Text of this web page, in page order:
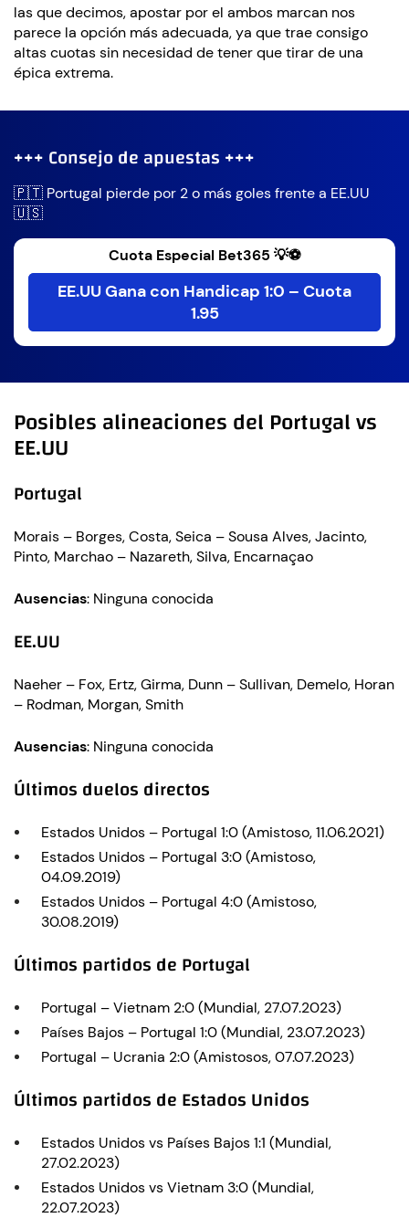
las que decimos, apostar por el ambos marcan nos
parece la opción más adecuada, ya que trae consigo
altas cuotas sin necesidad de tener que tirar de una
épica extrema.
+++ Consejo de apuestas +++
🇵🇹 Portugal pierde por 2 o más goles frente a EE.UU
🇺🇸
Cuota Especial Bet365 💡⚽
EE.UU Gana con Handicap 1:0 – Cuota
1.95
Posibles alineaciones del Portugal vs
EE.UU
Portugal
Morais – Borges, Costa, Seica – Sousa Alves, Jacinto,
Pinto, Marchao – Nazareth, Silva, Encarnaçao
Ausencias: Ninguna conocida
EE.UU
Naeher – Fox, Ertz, Girma, Dunn – Sullivan, Demelo, Horan
– Rodman, Morgan, Smith
Ausencias: Ninguna conocida
Últimos duelos directos
Estados Unidos – Portugal 1:0 (Amistoso, 11.06.2021)
Estados Unidos – Portugal 3:0 (Amistoso,
04.09.2019)
Estados Unidos – Portugal 4:0 (Amistoso,
30.08.2019)
Últimos partidos de Portugal
Portugal – Vietnam 2:0 (Mundial, 27.07.2023)
Países Bajos – Portugal 1:0 (Mundial, 23.07.2023)
Portugal – Ucrania 2:0 (Amistosos, 07.07.2023)
Últimos partidos de Estados Unidos
Estados Unidos vs Países Bajos 1:1 (Mundial,
27.02.2023)
Estados Unidos vs Vietnam 3:0 (Mundial,
22.07.2023)